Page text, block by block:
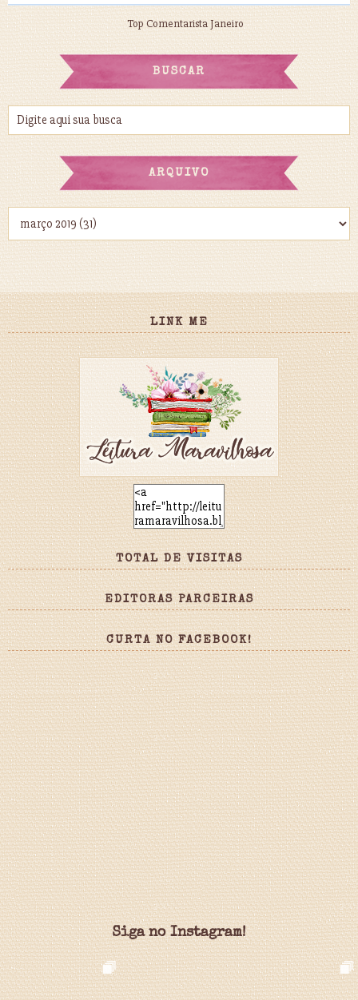
Top Comentarista Janeiro
BUSCAR
ARQUIVO
LINK ME
TOTAL DE VISITAS
EDITORAS PARCEIRAS
CURTA NO FACEBOOK!
Siga no Instagram!